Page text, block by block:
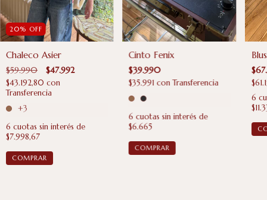
20% OFF
Chaleco Asier
$59.990 $47.992
$43.192,80 con
Transferencia
+3
6 cuotas sin interés de
$7.998,67
COMPRAR
Cinto Fenix
$39.990
$35.991 con Transferencia
6 cuotas sin interés de
$6.665
COMPRAR
6